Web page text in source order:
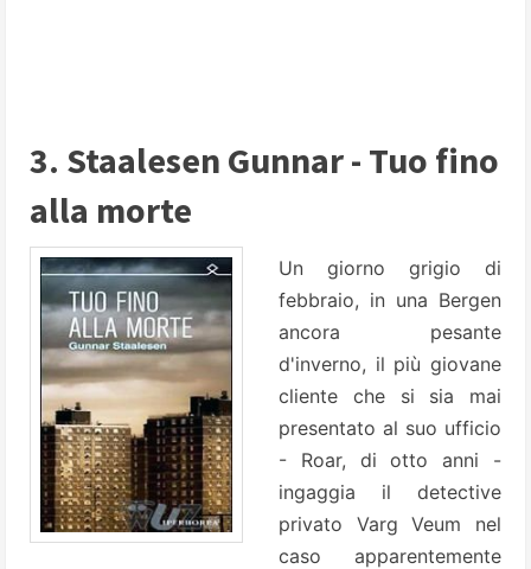
3. Staalesen Gunnar - Tuo fino
alla morte
Un giorno grigio di
febbraio, in una Bergen
ancora pesante
d'inverno, il più giovane
cliente che si sia mai
presentato al suo ufficio
- Roar, di otto anni -
ingaggia il detective
privato Varg Veum nel
caso apparentemente